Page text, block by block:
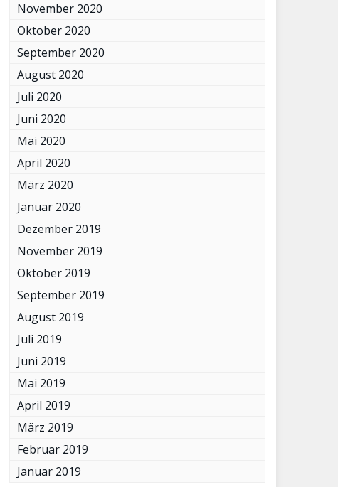
November 2020
Oktober 2020
September 2020
August 2020
Juli 2020
Juni 2020
Mai 2020
April 2020
März 2020
Januar 2020
Dezember 2019
November 2019
Oktober 2019
September 2019
August 2019
Juli 2019
Juni 2019
Mai 2019
April 2019
März 2019
Februar 2019
Januar 2019